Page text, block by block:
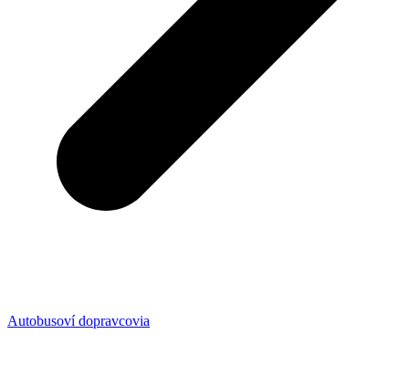
Autobusoví dopravcovia